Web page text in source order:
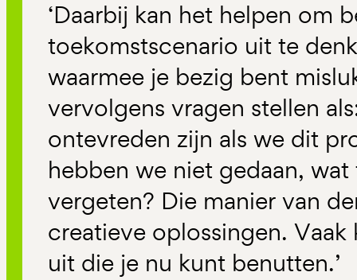
‘Daarbij kan het helpen om
toekomstscenario uit te
waarmee je bezig bent
vervolgens vragen stellen
ontevreden zijn als we dit
hebben we niet gedaan,
vergeten? Die manier van
creatieve oplossingen.
uit die je nu kunt benutten.’